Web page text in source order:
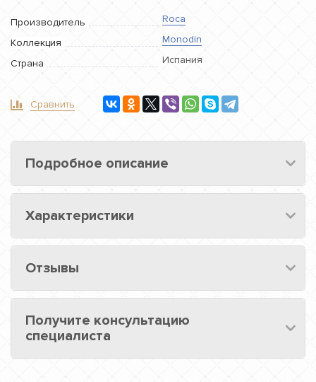
Производитель
Roca
Коллекция
Monodin
Страна
Испания
Сравнить
Подробное описание
Характеристики
Отзывы
Получите консультацию
специалиста